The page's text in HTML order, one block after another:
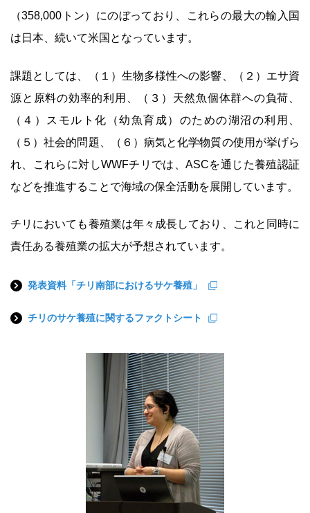
（358,000トン）にのぼっており、これらの最大の輸入国
は日本、続いて米国となっています。
課題としては、（１）生物多様性への影響、（２）エサ資
源と原料の効率的利用、（３）天然魚個体群への負荷、
（４）スモルト化（幼魚育成）のための湖沼の利用、
（５）社会的問題、（６）病気と化学物質の使用が挙げら
れ、これらに対しWWFチリでは、ASCを通じた養殖認証
などを推進することで海域の保全活動を展開しています。
チリにおいても養殖業は年々成長しており、これと同時に
責任ある養殖業の拡大が予想されています。
発表資料「チリ南部におけるサケ養殖」
チリのサケ養殖に関するファクトシート